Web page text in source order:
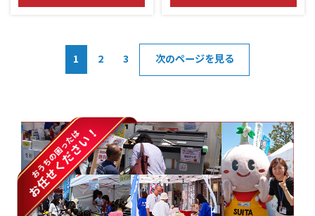
1 2 3 次のページを見る